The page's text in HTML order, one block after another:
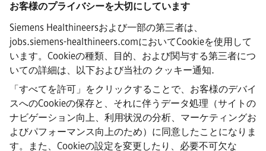
お客様のプライバシーを大切にしています
Siemens Healthineersおよび一部の第三者は、
jobs.siemens-healthineers.comにおいてCookieを使用して
います。Cookieの種類、目的、および関与する第三者につ
いての詳細は、以下および当社の クッキー通知.
「すべてを許可」をクリックすることで、お客様のデバイ
スへのCookieの保存と、それに伴うデータ処理（サイトの
ナビゲーション向上、利用状況の分析、マーケティングお
よびパフォーマンス向上のため）に同意したことになりま
す。また、Cookieの設定を変更したり、必要不可欠な
Siemens Healthineers AG © 2026
よくある質問
·
企業情報
·
プライバシー通知
·
クッキーノーティス
·